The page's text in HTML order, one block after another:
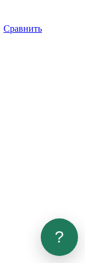
Сравнить
?